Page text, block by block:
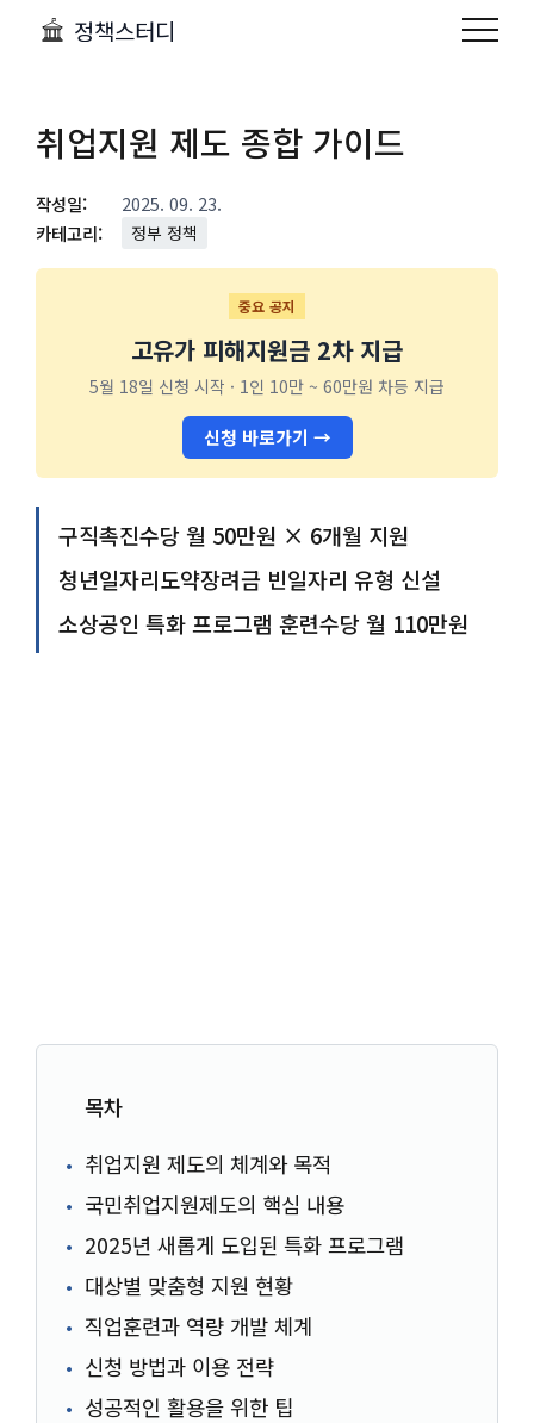
정책스터디
취업지원 제도 종합 가이드
작성일:
2025. 09. 23.
카테고리:
정부 정책
중요 공지
고유가 피해지원금 2차 지급
5월 18일 신청 시작 · 1인 10만 ~ 60만원 차등 지급
신청 바로가기 →
구직촉진수당 월 50만원 × 6개월 지원
청년일자리도약장려금 빈일자리 유형 신설
소상공인 특화 프로그램 훈련수당 월 110만원
목차
취업지원 제도의 체계와 목적
국민취업지원제도의 핵심 내용
2025년 새롭게 도입된 특화 프로그램
대상별 맞춤형 지원 현황
직업훈련과 역량 개발 체계
신청 방법과 이용 전략
성공적인 활용을 위한 팁